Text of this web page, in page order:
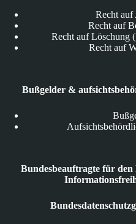
Recht
Recht auf
Recht auf Löschung
Recht auf
Bußgelder &
Bundesbeauftragte für den